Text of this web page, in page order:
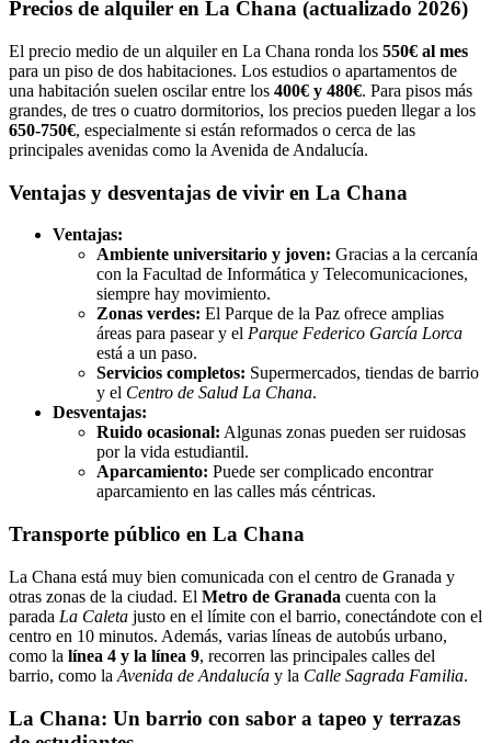
Precios de alquiler en La Chana (actualizado 2026)
El precio medio de un alquiler en La Chana ronda los 550€ al mes
para un piso de dos habitaciones. Los estudios o apartamentos de
una habitación suelen oscilar entre los 400€ y 480€. Para pisos más
grandes, de tres o cuatro dormitorios, los precios pueden llegar a los
650-750€, especialmente si están reformados o cerca de las
principales avenidas como la Avenida de Andalucía.
Ventajas y desventajas de vivir en La Chana
Ventajas:
Ambiente universitario y joven: Gracias a la cercanía
con la Facultad de Informática y Telecomunicaciones,
siempre hay movimiento.
Zonas verdes: El Parque de la Paz ofrece amplias
áreas para pasear y el Parque Federico García Lorca
está a un paso.
Servicios completos: Supermercados, tiendas de barrio
y el Centro de Salud La Chana.
Desventajas:
Ruido ocasional: Algunas zonas pueden ser ruidosas
por la vida estudiantil.
Aparcamiento: Puede ser complicado encontrar
aparcamiento en las calles más céntricas.
Transporte público en La Chana
La Chana está muy bien comunicada con el centro de Granada y
otras zonas de la ciudad. El Metro de Granada cuenta con la
parada La Caleta justo en el límite con el barrio, conectándote con el
centro en 10 minutos. Además, varias líneas de autobús urbano,
como la línea 4 y la línea 9, recorren las principales calles del
barrio, como la Avenida de Andalucía y la Calle Sagrada Familia.
La Chana: Un barrio con sabor a tapeo y terrazas